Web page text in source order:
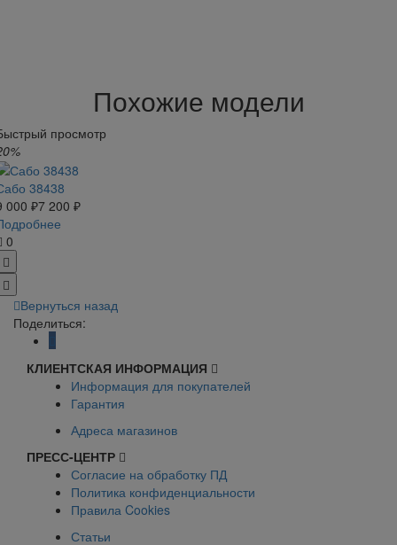
Похожие модели
просмотр
38438
000 ₽7 200 ₽
0
Вернуться назад
Поделиться:
КЛИЕНТСКАЯ ИНФОРМАЦИЯ
Информация для покупателей
Гарантия
Адреса магазинов
ПРЕСС-ЦЕНТР
Согласие на обработку ПД
Политика конфиденциальности
Правила Cookies
Статьи